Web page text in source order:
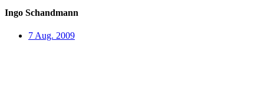
Ingo Schandmann
7 Aug. 2009